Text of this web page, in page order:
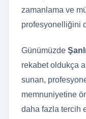
zamanlama ve
profesyonelliğini
Günümüzde
rekabet oldukça
sunan,
memnuniyetine
daha fazla tercih